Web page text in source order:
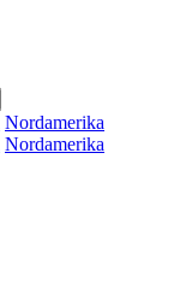
Nordamerika
Nordamerika